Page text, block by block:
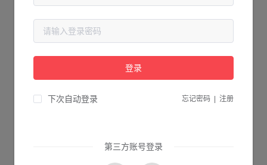
登录
下次自动登录 忘记密码 注册
第三方账号登录